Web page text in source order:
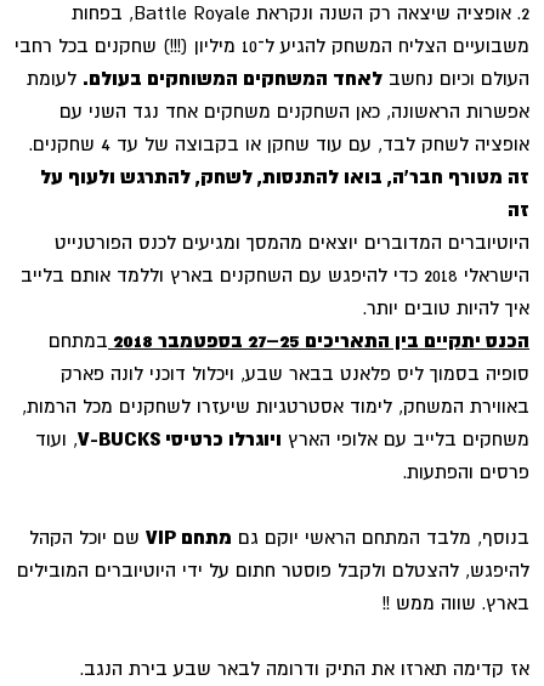
2. אופציה שיצאה רק השנה ונקראת Battle Royale, בפחות
משבועיים הצליח המשחק להגיע ל־10 מיליון (!!!) שחקנים בכל רחבי
העולם וכיום נחשב לאחד המשחקים המשוחקים בעולם. לעומת
אפשרות הראשונה, כאן השחקנים משחקים אחד נגד השני עם
אופציה לשחק לבד, עם עוד שחקן או בקבוצה של עד 4 שחקנים.
זה מטורף חבר'ה, בואו להתנסות, לשחק, להתרגש ולעוף על
זה
היוטיוברים המדוברים יוצאים מהמסך ומגיעים לכנס הפורטנייט
הישראלי 2018 כדי להיפגש עם השחקנים בארץ וללמד אותם בלייב
איך להיות טובים יותר.
הכנס יתקיים בין התאריכים 25–27 בספטמבר 2018
במתחם
סופיה בסמוך ליס פלאנט בבאר שבע, ויכלול דוכני לונה פארק
באווירת המשחק, לימוד אסטרטגיות שיעזרו לשחקנים מכל הרמות,
משחקים בלייב עם אלופי הארץ ויוגרלו כרטיסי V-BUCKS, ועוד
פרסים והפתעות.
בנוסף, מלבד המתחם הראשי יוקם גם מתחם
שם יוכל הקהל
להיפגש, להצטלם ולקבל פוסטר חתום על ידי היוטיוברים המובילים
בארץ. שווה ממש !!
אז קדימה תארזו את התיק ודרומה לבאר שבע בירת הנגב.